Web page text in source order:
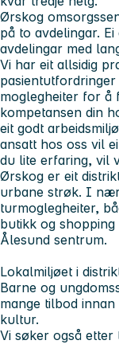
Ørskog
på to avdelingar.
avdelingar med
Vi har eit allsidig
pasientutfordringer
moglegheiter for å
kompetansen din
eit godt
ansatt hos oss vil
du lite erfaring, vil
Ørskog er eit
urbane strøk. I
turmoglegheiter,
butikk og
Ålesund sentrum.
Lokalmiljøet i
Barne og
mange tilbod
kultur.
Vi søker også etter